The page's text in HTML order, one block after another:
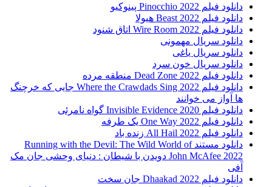
دانلود فیلم Pinocchio 2022 پینوکیو
دانلود فیلم Beast 2022 هیولا
دانلود فیلم Wire Room 2022 اتاق شنود
دانلود سریال مهمونی
دانلود سریال یاغی
دانلود سریال خون سرد
دانلود فیلم 2022 Dead Zone منطقه مرده
دانلود فیلم Where the Crawdads Sing 2022 جایی که خرچنگ
ها آواز می خوانند
دانلود فیلم 2020 Invisible Evidence گواه نامرئی
دانلود فیلم One Way 2022 یک طرفه
دانلود فیلم All Hail 2022 زنده باد
دانلود مستند Running with the Devil: The Wild World of
John McAfee 2022 دویدن با شیطان : دنیای وحشی جان مک
آفی
دانلود فیلم Dhaakad 2022 جان سخت